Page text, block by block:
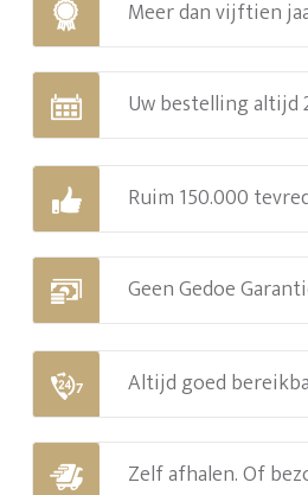
Meer dan vijftien
Uw bestelling altijd
Ruim 150.000
Geen Gedoe
Altijd goed
Zelf afhalen. Of